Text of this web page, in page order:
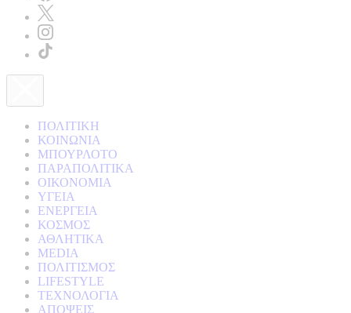
ΠΟΛΙΤΙΚΗ
ΚΟΙΝΩΝΙΑ
ΜΠΟΥΡΛΟΤΟ
ΠΑΡΑΠΟΛΙΤΙΚΑ
ΟΙΚΟΝΟΜΙΑ
ΥΓΕΙΑ
ΕΝΕΡΓΕΙΑ
ΚΟΣΜΟΣ
ΑΘΛΗΤΙΚΑ
MEDIA
ΠΟΛΙΤΙΣΜΟΣ
LIFESTYLE
ΤΕΧΝΟΛΟΓΙΑ
ΑΠΟΨΕΙΣ